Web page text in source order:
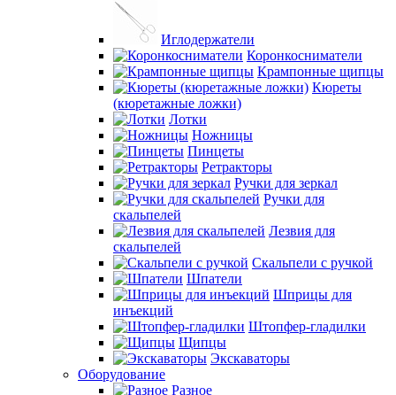
Иглодержатели
Коронкосниматели
Крампонные щипцы
Кюреты
(кюретажные ложки)
Лотки
Ножницы
Пинцеты
Ретракторы
Ручки для зеркал
Ручки для
скальпелей
Лезвия для
скальпелей
Скальпели с ручкой
Шпатели
Шприцы для
инъекций
Штопфер-гладилки
Щипцы
Экскаваторы
Оборудование
Разное